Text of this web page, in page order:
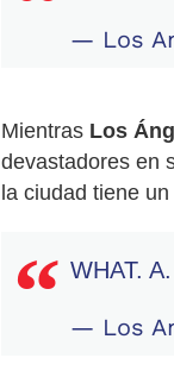
— Los
Mientras Los
devastadores en
la ciudad tiene
WHAT.
— Los